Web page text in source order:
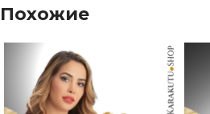
Похожие